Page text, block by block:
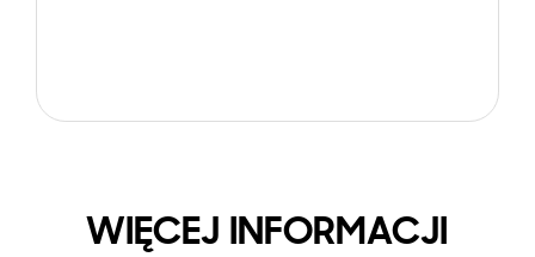
WIĘCEJ INFORMACJI